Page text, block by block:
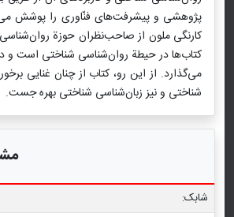
پژوهشی و پیشرفت‌های فنّاوری را پوشش
کارنگی ملون از صاحب‌نظران حوزة
کتاب‌ها در حیطة روان‌شناسی شناختی است و در
می‌گذارد. از این رو، کتاب از چنان غنایی
شناختی و نیز زبان‌شناسی شناختی بهره جست.
شابک: